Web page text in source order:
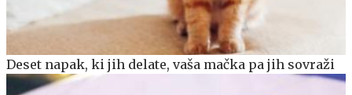
Deset napak, ki jih delate, vaša mačka pa jih sovraži